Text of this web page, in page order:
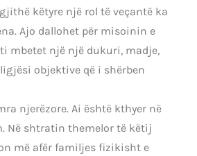
këtyre një rol të veçantë ka
Ajo dallohet për misoinin e
mbetet një një dukuri, madje,
objektive që i shërben
njerëzore. Ai është kthyer në
Në shtratin themelor të këtij
më afër familjes fizikisht e